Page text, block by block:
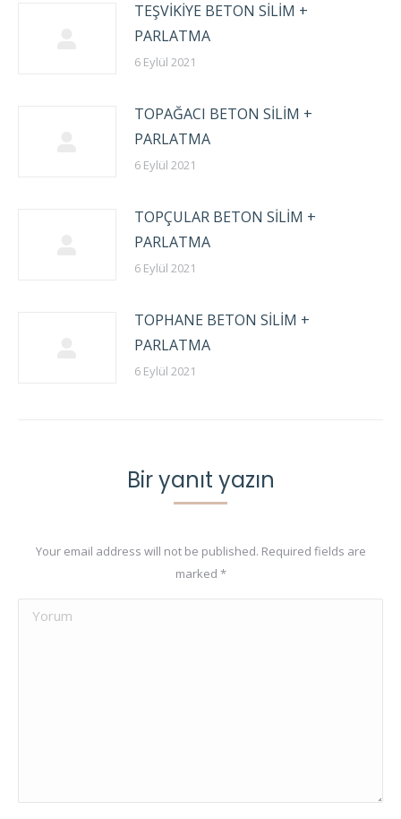
TEŞVİKİYE BETON SİLİM +
PARLATMA
6 Eylül 2021
TOPAĞACI BETON SİLİM +
PARLATMA
6 Eylül 2021
TOPÇULAR BETON SİLİM +
PARLATMA
6 Eylül 2021
TOPHANE BETON SİLİM +
PARLATMA
6 Eylül 2021
Bir yanıt yazın
Your email address will not be published. Required fields are
marked *
Yorum